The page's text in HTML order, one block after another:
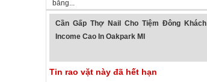
bằng...
Cần Gấp Thợ Nail Cho Tiệm Đông Khách
Income Cao In Oakpark MI
Tin rao vặt này đã hết hạn